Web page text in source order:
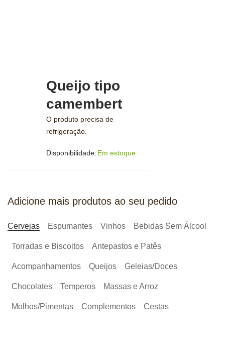
Queijo tipo
camembert
O produto precisa de
refrigeração.
Disponibilidade: Em estoque
Adicione mais produtos ao seu pedido
Cervejas Espumantes Vinhos Bebidas Sem Álcool
Torradas e Biscoitos Antepastos e Patês
Acompanhamentos Queijos Geleias/Doces
Chocolates Temperos Massas e Arroz
Molhos/Pimentas Complementos Cestas